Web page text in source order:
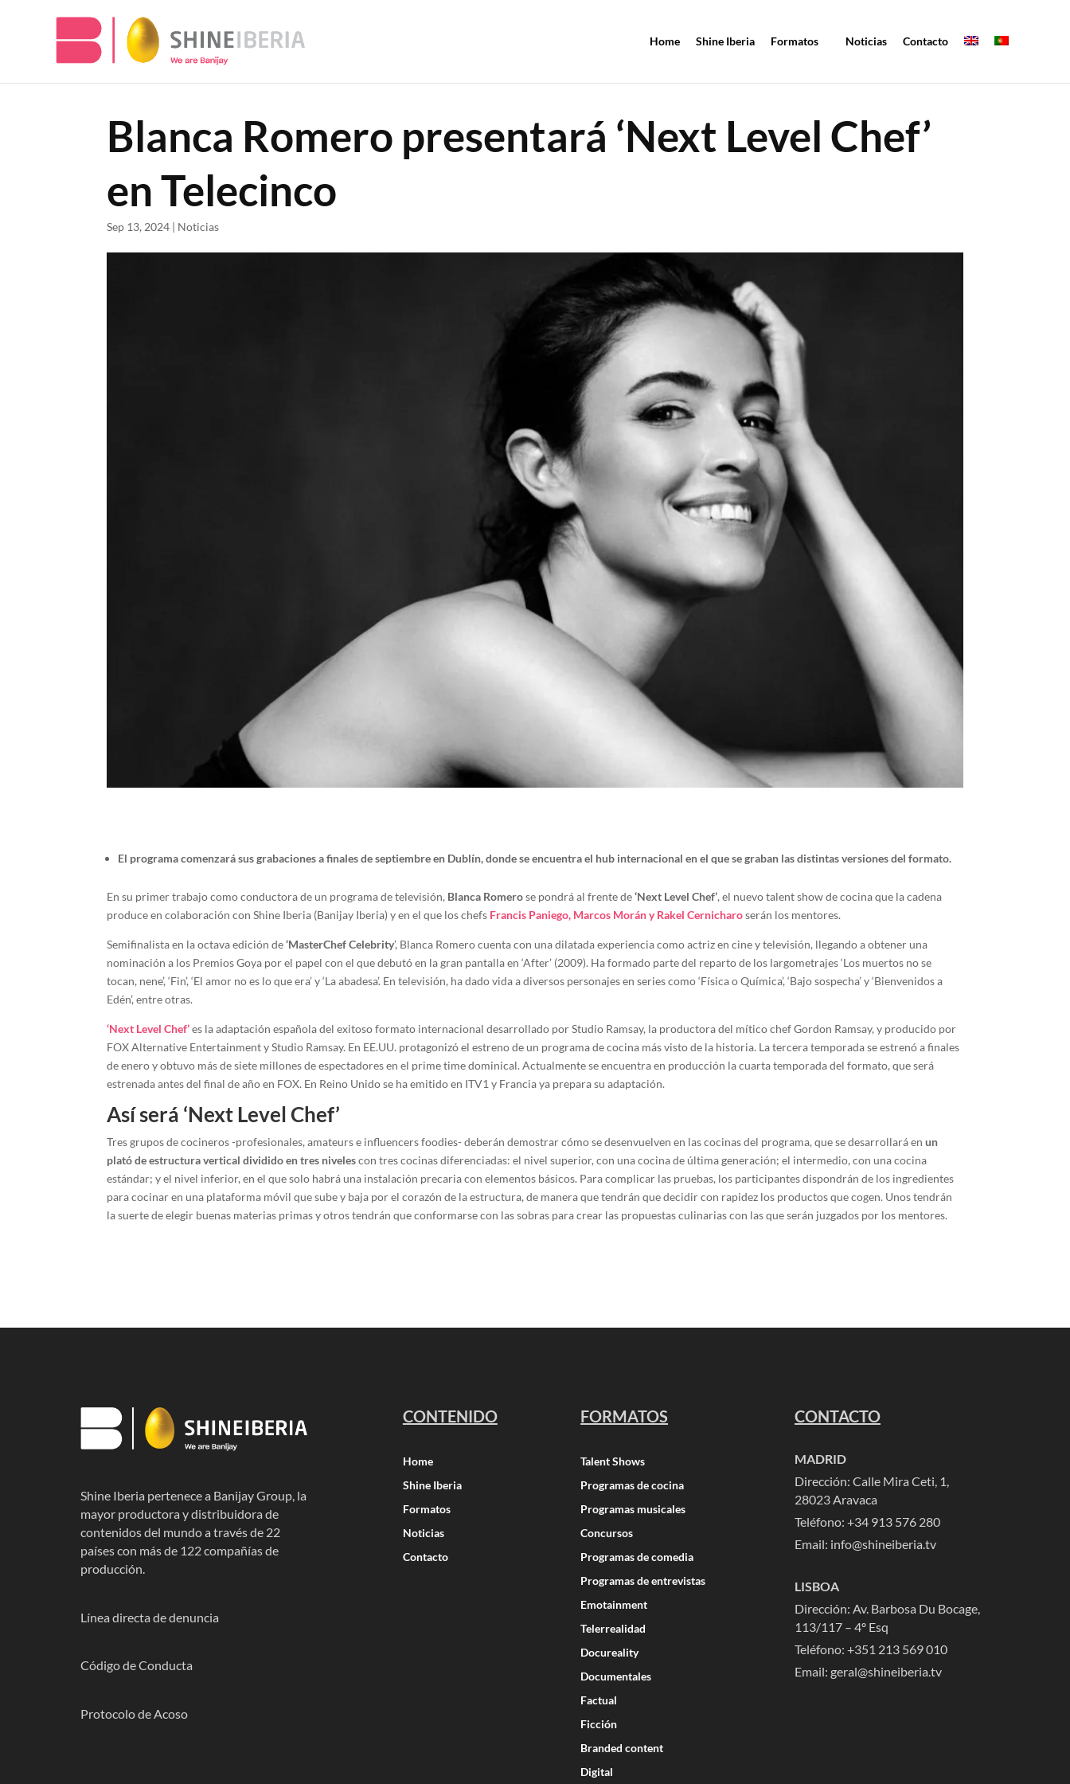
Home Shine Iberia Formatos Noticias Contacto
Blanca Romero presentará ‘Next Level Chef’
en Telecinco
Sep 13, 2024 | Noticias
El programa comenzará sus grabaciones a finales de septiembre en Dublín, donde se encuentra el hub internacional en el que se graban las distintas versiones del formato.
En su primer trabajo como conductora de un programa de televisión, Blanca Romerose pondrá al frente de‘Next Level Chef’, el nuevo talent show de cocina que la cadena
produce en colaboración con Shine Iberia (Banijay Iberia) y en el que los chefs Francis Paniego, Marcos Morán y Rakel Cernicharo serán los mentores.
Semifinalista en la octava edición de‘MasterChef Celebrity’, Blanca Romero cuenta con una dilatada experiencia como actriz en cine y televisión, llegando a obtener una
nominación a los Premios Goya por el papel con el que debutó en la gran pantalla en ‘After’ (2009). Ha formado parte del reparto de los largometrajes ‘Los muertos no se
tocan, nene’, ‘Fin’, ‘El amor no es lo que era’ y ‘La abadesa’. En televisión, ha dado vida a diversos personajes en series como ‘Física o Química’, ‘Bajo sospecha’ y ‘Bienvenidos a
Edén’, entre otras.
‘Next Level Chef’es la adaptación española del exitoso formato internacional desarrollado por Studio Ramsay, la productora del mítico chef Gordon Ramsay, y producido por
FOX Alternative Entertainment y Studio Ramsay. En EE.UU. protagonizó el estreno de un programa de cocina más visto de la historia. La tercera temporada se estrenó a finales
de enero y obtuvo más de siete millones de espectadores en el prime time dominical. Actualmente se encuentra en producción la cuarta temporada del formato, que será
estrenada antes del final de año en FOX. En Reino Unido se ha emitido en ITV1 y Francia ya prepara su adaptación.
Así será ‘Next Level Chef’
Tres grupos de cocineros -profesionales, amateurs e influencers foodies- deberán demostrar cómo se desenvuelven en las cocinas del programa, que se desarrollará enun
plató de estructura vertical dividido en tres nivelescon tres cocinas diferenciadas: el nivel superior, con una cocina de última generación; el intermedio, con una cocina
estándar; y el nivel inferior, en el que solo habrá una instalación precaria con elementos básicos. Para complicar las pruebas, los participantes dispondrán de los ingredientes
para cocinar en una plataforma móvil que sube y baja por el corazón de la estructura, de manera que tendrán que decidir con rapidez los productos que cogen. Unos tendrán
la suerte de elegir buenas materias primas y otros tendrán que conformarse con las sobras para crear las propuestas culinarias con las que serán juzgados por los mentores.
Shine Iberia pertenece a Banijay Group, la
mayor productora y distribuidora de
contenidos del mundo a través de 22
países con más de 122 compañías de
producción.
Línea directa de denuncia
Código de Conducta
Protocolo de Acoso
CONTENIDO
Home
Shine Iberia
Formatos
Noticias
Contacto
FORMATOS
Talent Shows
Programas de cocina
Programas musicales
Concursos
Programas de comedia
Programas de entrevistas
Emotainment
Telerrealidad
Docureality
Documentales
Factual
Ficción
Branded content
Digital
CONTACTO
MADRID
Dirección: Calle Mira Ceti, 1,
28023 Aravaca
Teléfono:+34 913 576 280
Email: info@shineiberia.tv
LISBOA
Dirección: Av. Barbosa Du Bocage,
113/117 – 4º Esq
Teléfono: +351 213 569 010
Email: geral@shineiberia.tv